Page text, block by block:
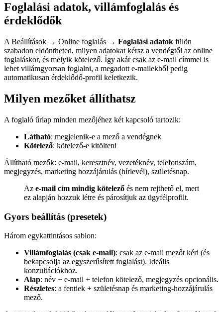
Foglalási adatok, villámfoglalás és
érdeklődők
A Beállítások → Online foglalás → Foglalási adatok fülön
szabadon eldöntheted, milyen adatokat kérsz a vendégtől az online
foglaláskor, és melyik kötelező. Így akár csak az e-mail címmel is
lehet villámgyorsan foglalni, a megadott e-mailekből pedig
automatikusan érdeklődő-profil keletkezik.
Milyen mezőket állíthatsz
A foglaló űrlap minden mezőjéhez két kapcsoló tartozik:
Látható: megjelenik-e a mező a vendégnek
Kötelező: kötelező-e kitölteni
Állítható mezők: e-mail, keresztnév, vezetéknév, telefonszám,
megjegyzés, marketing hozzájárulás (hírlevél), születésnap.
Az e-mail cím mindig kötelező és nem rejthető el, mert
ez alapján hozzuk létre és párosítjuk az ügyfélprofilt.
Gyors beállítás (presetek)
Három egykattintásos sablon:
Villámfoglalás (csak e-mail): csak az e-mail mezőt kéri (és
bekapcsolja az egyszerűsített foglalást). Ideális
konzultációkhoz.
Alap: név + e-mail + telefon kötelező, megjegyzés opcionális.
Részletes: a fentiek + születésnap és marketing-hozzájárulás
mező.